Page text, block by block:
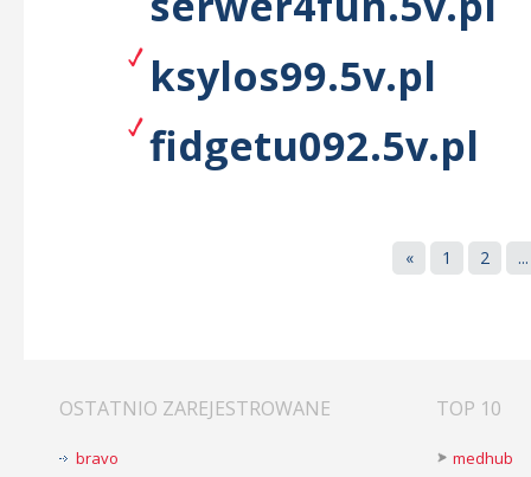
ksylos99.5v.pl
fidgetu092.5v.pl
« 1 2 ...
OSTATNIO ZAREJESTROWANE
bravo
TOP 10
medhub